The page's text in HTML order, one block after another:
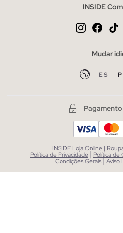
INSIDE
Mudar
ES
INSIDE Loja Online |
Política de Privacidade | Política de
Condições Gerais|Aviso